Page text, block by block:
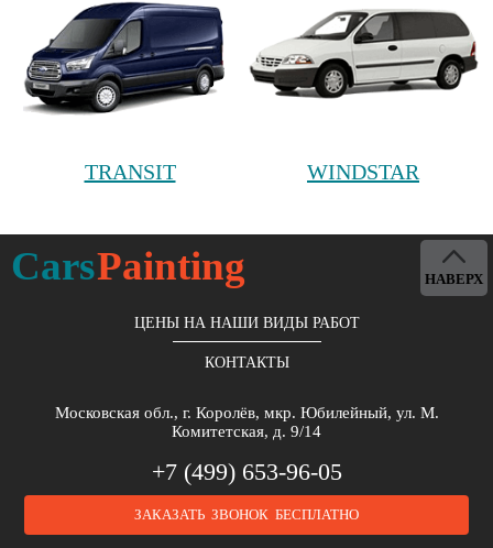
TRANSIT WINDSTAR
CarsPainting
ЦЕНЫ НА НАШИ ВИДЫ РАБОТ
КОНТАКТЫ
Московская обл., г. Королёв, мкр. Юбилейный, ул. М.
Комитетская, д. 9/14
+7 (499) 653-96-05
ЗАКАЗАТЬ ЗВОНОК БЕСПЛАТНО
НАВЕРХ